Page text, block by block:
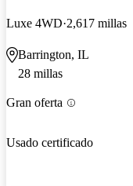
Luxe 4WD 2,617 millas
Barrington, IL
28 millas
Gran oferta
Usado certificado